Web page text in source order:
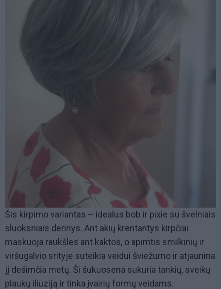
Šis kirpimo variantas – idealus bob ir pixie su švelniais
sluoksniais derinys. Ant akių krentantys kirpčiai
maskuoja raukšles ant kaktos, o apimtis smilkinių ir
viršugalvio srityje suteikia veidui šviežumo ir atjaunina
jį dešimčia metų. Ši šukuosena sukuria tankių, sveikų
plaukų iliuziją ir tinka įvairių formų veidams.